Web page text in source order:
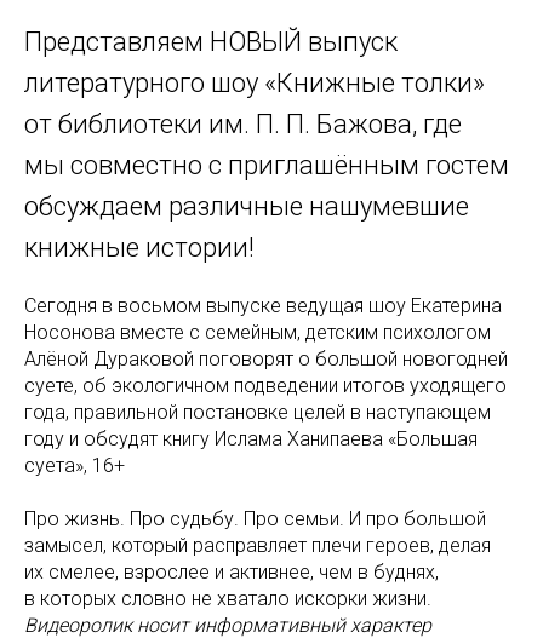
Представляем НОВЫЙ выпуск
литературного шоу «Книжные толки»
от библиотеки им. П. П. Бажова, где
мы совместно с приглашённым гостем
обсуждаем различные нашумевшие
книжные истории!
Сегодня в восьмом выпуске ведущая шоу Екатерина
Носонова вместе с семейным, детским психологом
Алёной Дураковой поговорят о большой новогодней
суете, об экологичном подведении итогов уходящего
года, правильной постановке целей в наступающем
году и обсудят книгу Ислама Ханипаева «Большая
суета», 16+
Про жизнь. Про судьбу. Про семьи. И про большой
замысел, который расправляет плечи героев, делая
их смелее, взрослее и активнее, чем в буднях,
в которых словно не хватало искорки жизни.
Видеоролик носит информативный характер